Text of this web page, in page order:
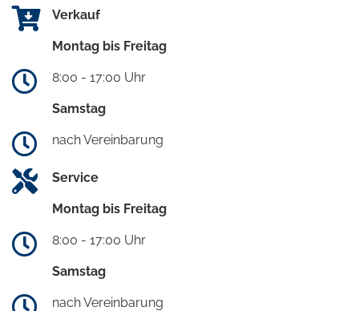
Verkauf
Montag bis Freitag
8:00 - 17:00 Uhr
Samstag
nach Vereinbarung
Service
Montag bis Freitag
8:00 - 17:00 Uhr
Samstag
nach Vereinbarung